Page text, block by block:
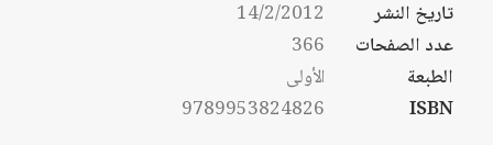
تاريخ النشر
14/2/2012
عدد الصفحات
366
الطبعة
الأولى
ISBN
9789953824826